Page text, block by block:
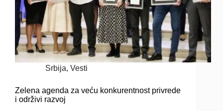
Srbija, Vesti
Zelena agenda za veću konkurentnost privrede
i održivi razvoj